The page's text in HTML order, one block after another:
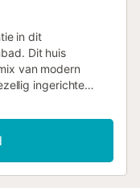
in dit
Dit huis
van modern
ingerichte
drinken. Kijk naar
podcast
in de
zwem een paar